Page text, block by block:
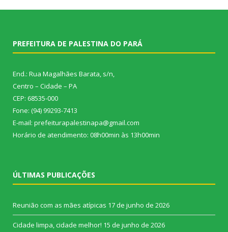
PREFEITURA DE PALESTINA DO PARÁ
End.: Rua Magalhães Barata, s/n,
Centro – Cidade – PA
CEP: 68535-000
Fone: (94) 99293-7413
E-mail: prefeiturapalestinapa@gmail.com
Horário de atendimento: 08h00min às 13h00min
ÚLTIMAS PUBLICAÇÕES
Reunião com as mães atípicas 17 de junho de 2026
Cidade limpa, cidade melhor! 15 de junho de 2026